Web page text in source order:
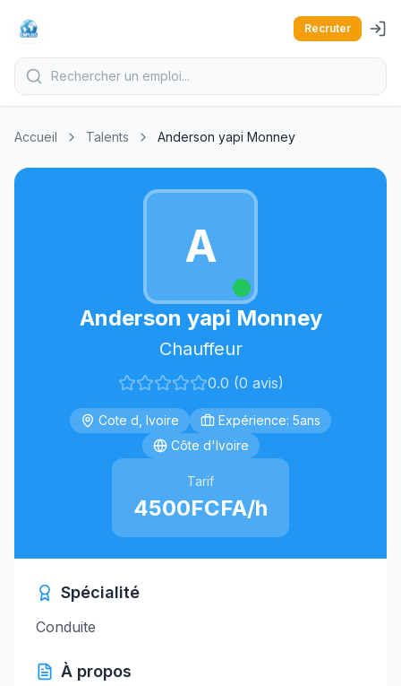
Recruter
Accueil Talents Anderson yapi Monney
A
Anderson yapi Monney
Chauffeur
0.0 (0 avis)
Cote d, Ivoire
Expérience: 5ans
Côte d'Ivoire
Tarif
4500FCFA/h
Spécialité
Conduite
À propos